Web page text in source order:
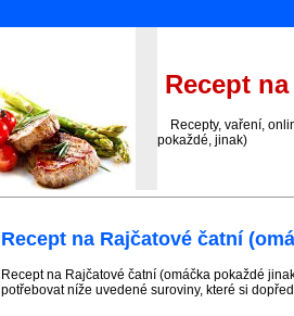
Recept
Recepty, vaření,
pokaždé, jinak)
Recept na Rajčatové čatní
Recept na Rajčatové čatní (omáčka pokaždé
potřebovat níže uvedené suroviny, které si